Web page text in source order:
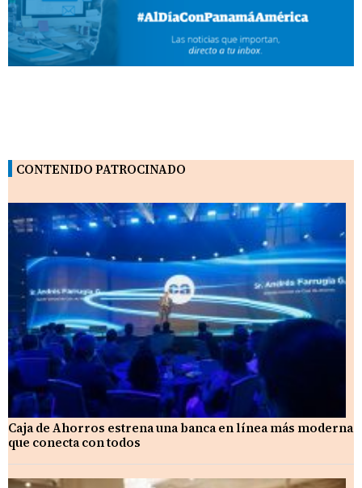
CONTENIDO PATROCINADO
Caja de Ahorros estrena una banca en línea más moderna
que conecta con todos